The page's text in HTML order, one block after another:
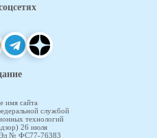
имя сайта
службой
технологий
26 июля
Эл № ФС77-76383